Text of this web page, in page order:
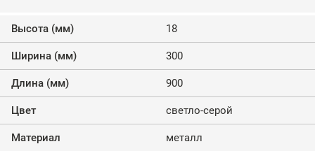
Высота (мм) 18
Ширина (мм) 300
Длина (мм) 900
Цвет светло-серой
Материал металл